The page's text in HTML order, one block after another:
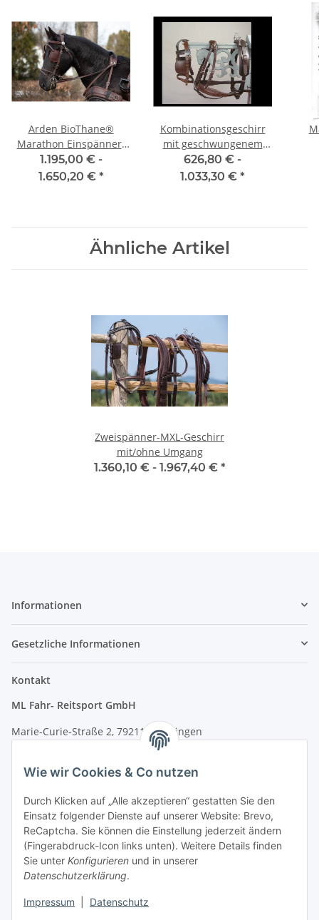
Wie wir Cookies & Co nutzen
Durch Klicken auf „Alle akzeptieren“ gestatten Sie den
Einsatz folgender Dienste auf unserer Website: Brevo,
ReCaptcha. Sie können die Einstellung jederzeit ändern
(Fingerabdruck-Icon links unten). Weitere Details finden
Sie unter Konfigurieren und in unserer
Datenschutzerklärung.
Impressum Datenschutz
Arden BioThane®
Marathon Einspänner-
Brustblattgeschirr
1.195,00 € -
1.650,20 € *
Kombinationsgeschirr
mit geschwungenem
Brustblatt
626,80 € -
1.033,30 € *
Ähnliche Artikel
Zweispänner-MXL-Geschirr
mit/ohne Umgang
1.360,10 € - 1.967,40 € *
Informationen
Gesetzliche Informationen
Kontakt
ML Fahr- Reitsport GmbH
Marie-Curie-Straße 2, 79211 Denzlingen
Nach Terminvereinbarung können Sie gerne bei uns im Lager
vorbeikommen
Zahlungsarten